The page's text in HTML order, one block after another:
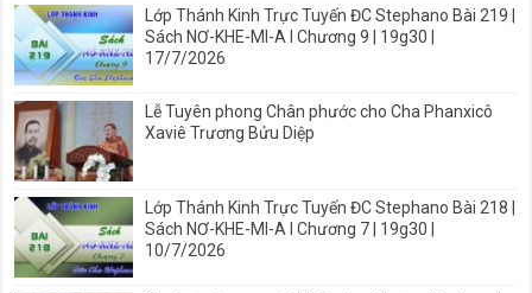
Lớp Thánh Kinh Trực Tuyến ĐC Stephano Bài 219 |
Sách NƠ-KHE-MI-A I Chương 9 | 19g30 |
17/7/2026
Lễ Tuyên phong Chân phước cho Cha Phanxicô
Xaviê Trương Bửu Diệp
Lớp Thánh Kinh Trực Tuyến ĐC Stephano Bài 218 |
Sách NƠ-KHE-MI-A I Chương 7 | 19g30 |
10/7/2026